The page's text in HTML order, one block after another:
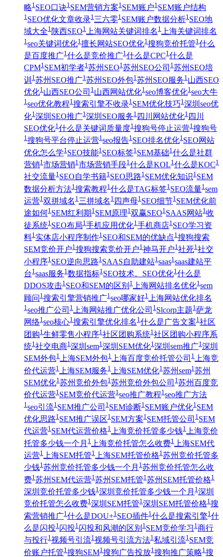
略1 SEO口诀1 SEM营销方案1 SEM账户1 SEM账户结构
1 SEO优化文章收录1 三六零1 SEM账户数据分析1 SEO地
域大全1 陕西SEO1上海网站关键词排名 1上海关键词排名
1 seo关键词优化1 擅长网站SEO优化1 搜狗竞价托管1 什么
是百度推广1 什么是竞价推广1 什么是CPC1 什么是
CPM1SEM初学者1苏州SEO1苏州SEO公司 1苏州SEO培
训 1 苏州SEO推广1 苏州SEO外包1 苏州SEO服务1 山西SEO
优化1 山西SEO公司 1 山西网站优化1 seo博客优化1 seo大牛
1seo优化教程1搜索引擎不收录1SEM优化技巧1深圳seo优
化1 深圳SEO推广1 深圳SEO服务1 四川网站优化1 四川
SEO优化1 什么是关键词质量度1 搜狗号停止运营1 搜狗号
1搜狗号平台停止运营1seo报告1SEO排名优化1SEO网站
优化怎么学1 SEO技能1 SEO标签1 SEM基础1 什么是社群
营销1 市场营销1 市场营销手段1 什么是KOL1 什么是KOC1
社交流量1SEO自学书籍1SEO思路1SEM优化知识1SEM
数据分析方法1 搜索教程1 什么是TAG标签1 SEO流量1 sem
运营1 双拼域名 1 三拼域名 1 四声母1 SEO细节1 SEM优化前
途如何1SEM红利期 1SEM原理1双赢SEO1SAAS网站1收
徒系统1 SEO布局1 手机应用优化1 手机商店1 SEO学习资
料1 实体店小程序制作1 SEO和SEM的优缺点1 搜狗搜索
SEM竞价开户1搜狗搜索竞价开户1神马开户1社死1社交
小程序1 SEO逆向思路1 SAAS自助建站1 saas1 saas建站平
台 1 saas服务1 数据指标1 SEO技术。SEO优化1 什么是
DDOS攻击1SEO和SEM的区别 1 上海网站排名优化1sem
顾问 1 搜索引擎营销推广1 seo哪家好1 上海网站优化排名
1 seo推广公司 1 上海网站推广优化公司 1 Slcorp主题1 萨龙
网络1 seo核心1 搜索引擎优化排名 1 什么是广告文案1 社区
团购1 生鲜零售小程序1 社区团购系统1 社区团购小程序系
统1 社交电商1 深圳sem1 深圳SEM优化1 深圳sem推广1 深圳
SEM外包1 上海SEM外包1 上海百度竞价托管公司 1
上海竞
价代运营1 上海SEM服务1 上海SEM优化1 苏州sem1 苏州
SEM优化1 苏州竞价外包1 苏州竞价外包公司 1 苏州百度竞
价代运营1 SEM竞价代运营1 seo推广教程1 seo推广方法
1 seo引流1 SEM推广公司 1 SEM诊断1 SEM账户优化1 SEM
优化思路1 SEM推广误区1 SEM方案1 SEM托管公司 1 SEM
代运营1 SEM代运营价格1 上海竞价托管多少钱1
上海竞价
托管多少钱一个月 1 上海竞价托管怎么收费1
上海SEM代
运营1 上海SEM托管1 上海SEM托管价格1 苏州竞价托管多
少钱1 苏州竞价托管多少钱一个月 1 苏州竞价托管怎么收
费1 苏州SEM代运营1 苏州SEM托管1 苏州SEM托管价格1
深圳竞价托管多少钱1 深圳竞价托管多少钱一个月 1 深圳
竞价托管怎么收费1 深圳SEM托管1 深圳SEM托管价格1 搜
索营销推广1 什么是DOU+1 SEO插件1 什么是搜索引擎1 什
么是闪投1 闪投1 闪投和风潮的区别 1 SEM竞价学习 1 商行
与投行1 视频号引流1 视频号引流方法1 私域引流1 SEM竞
价账户托管1 搜狗SEM1 搜狗广告投放1 搜狗推广策略1 搜